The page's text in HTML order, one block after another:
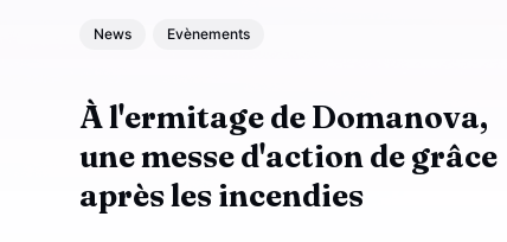
News Evènements
À l'ermitage de Domanova,
une messe d'action de grâce
après les incendies